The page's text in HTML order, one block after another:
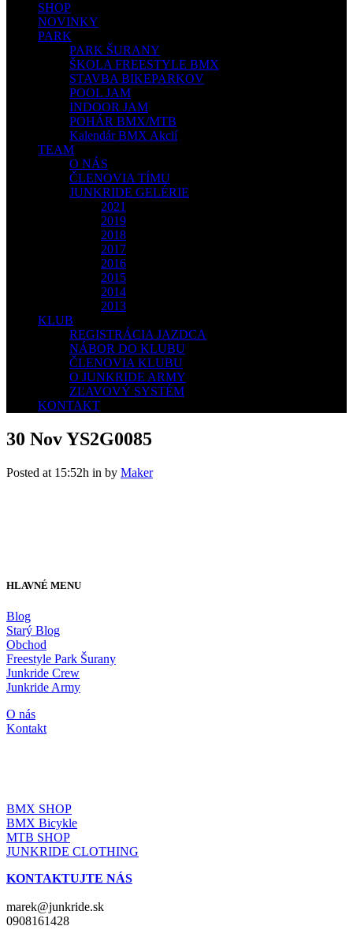
SHOP
NOVINKY
PARK
PARK ŠURANY
ŠKOLA FREESTYLE BMX
STAVBA BIKEPARKOV
POOL JAM
INDOOR JAM
POHÁR BMX/MTB
Kalendár BMX Akcií
TEAM
O NÁS
ČLENOVIA TÍMU
JUNKRIDE GELÉRIE
2021
2019
2018
2017
2016
2015
2014
2013
KLUB
REGISTRÁCIA JAZDCA
NÁBOR DO KLUBU
ČLENOVIA KLUBU
O JUNKRIDE ARMY
ZĽAVOVÝ SYSTÉM
KONTAKT
30 NovYS2G0085
Posted at 15:52h in by Maker
HLAVNÉ MENU
Blog
Starý Blog
Obchod
Freestyle Park Šurany
Junkride Crew
Junkride Army
O nás
Kontakt
BMX SHOP
BMX Bicykle
MTB SHOP
JUNKRIDE CLOTHING
KONTAKTUJTE NÁS
marek@junkride.sk
0908161428